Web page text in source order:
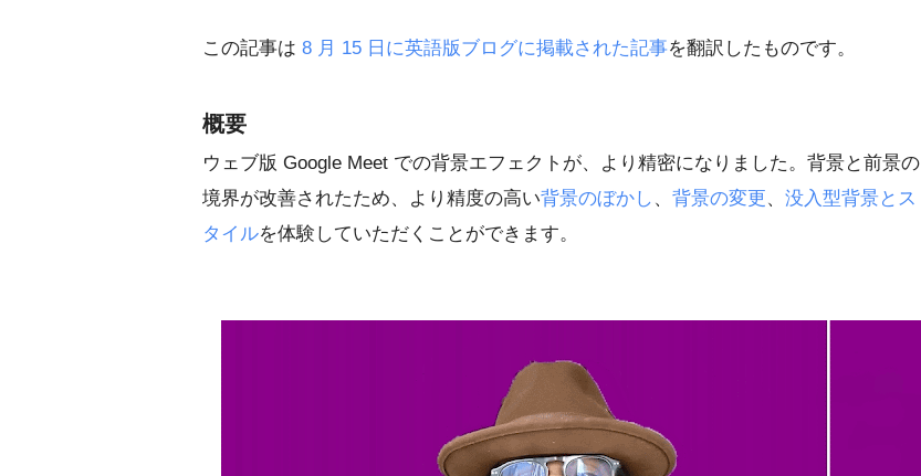
この記事は 8 月 15 日に英語版ブログに掲載された記事を翻訳したものです。
概要
ウェブ版 Google Meet での背景エフェクトが、より精密になりました。背景と前景の
境界が改善されたため、より精度の高い背景のぼかし 、 背景の変更、 没入型背景とス
タイルを体験していただくことができます。